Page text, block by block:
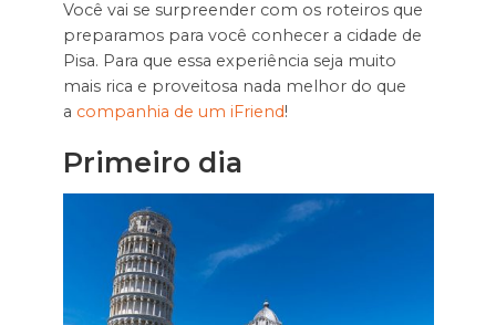
Você vai se surpreender com os roteiros que
preparamos para você conhecer a cidade de
Pisa. Para que essa experiência seja muito
mais rica e proveitosa nada melhor do que
a companhia de um iFriend!
Primeiro dia